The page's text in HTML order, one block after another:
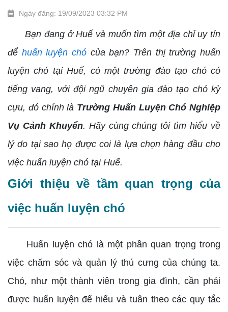
Ngày đăng: 19/09/2023 03:32 PM
Bạn đang ở Huế và muốn tìm một địa chỉ uy tín
để huấn luyện chó của bạn? Trên thị trường huấn
luyện chó tại Huế, có một trường đào tạo chó có
tiếng vang, với đội ngũ chuyên gia đào tạo chó kỳ
cựu, đó chính là Trường Huấn Luyện Chó Nghiệp
Vụ Cảnh Khuyển. Hãy cùng chúng tôi tìm hiểu về
lý do tại sao họ được coi là lựa chọn hàng đầu cho
việc huấn luyện chó tại Huế.
Giới thiệu về tầm quan trọng của
việc huấn luyện chó
Huấn luyện chó là một phần quan trọng trong
việc chăm sóc và quản lý thú cưng của chúng ta.
Chó, như một thành viên trong gia đình, cần phải
được huấn luyện để hiểu và tuân theo các quy tắc